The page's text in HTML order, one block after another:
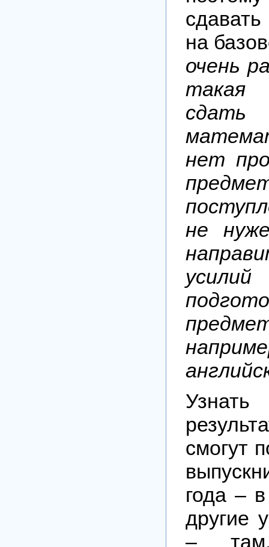
на
очень
такая
нет
не
смогут
года –
другие
–